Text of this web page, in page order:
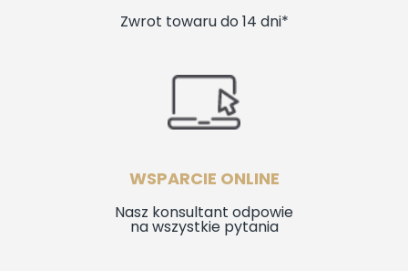
Zwrot towaru do 14 dni*
WSPARCIE ONLINE
Nasz konsultant odpowie
na wszystkie pytania